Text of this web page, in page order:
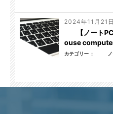
2024年11月21日
【ノート
ouse
カテゴリー